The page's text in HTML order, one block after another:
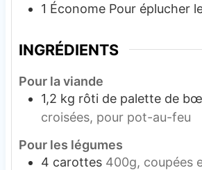
1 Économe Pour éplucher
INGRÉDIENTS
Pour la viande
1,2 kg rôti de palette de
croisées, pour pot-au-feu
Pour les légumes
4 carottes 400g, coupées